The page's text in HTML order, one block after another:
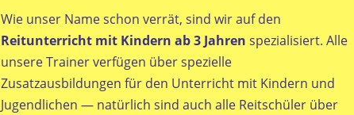
Wie unser Name schon verrät, sind wir auf den
Reitunterricht mit Kindern ab 3 Jahren spezialisiert. Alle
unsere Trainer verfügen über spezielle
Zusatzausbildungen für den Unterricht mit Kindern und
Jugendlichen — natürlich sind auch alle Reitschüler über